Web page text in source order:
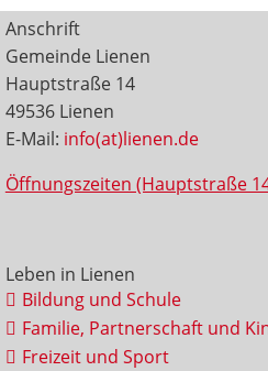
Anschrift
Gemeinde Lienen
Hauptstraße 14
49536 Lienen
E-Mail: info(at)lienen.de
Öffnungszeiten (Hauptstraße
Leben in Lienen
Bildung und Schule
Familie, Partnerschaft und
Freizeit und Sport